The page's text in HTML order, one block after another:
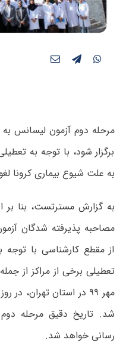
برگزار شود، با توجه به
به علت شیوع بیماری کرونا
به گزارش مسترتست، بنا بر
مصاحبه پذیرفته شدگان
از مقطع کارشناسی با توجه
شد. تاریخ دقیق مرحله
رسانی خواهد شد.